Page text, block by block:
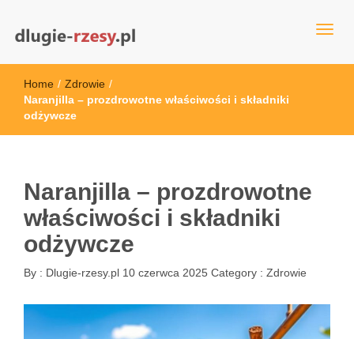
dlugie-rzesy.pl
Home / Zdrowie /
Naranjilla – prozdrowotne właściwości i składniki
odżywcze
Naranjilla – prozdrowotne
właściwości i składniki
odżywcze
By : Dlugie-rzesy.pl 10 czerwca 2025 Category : Zdrowie